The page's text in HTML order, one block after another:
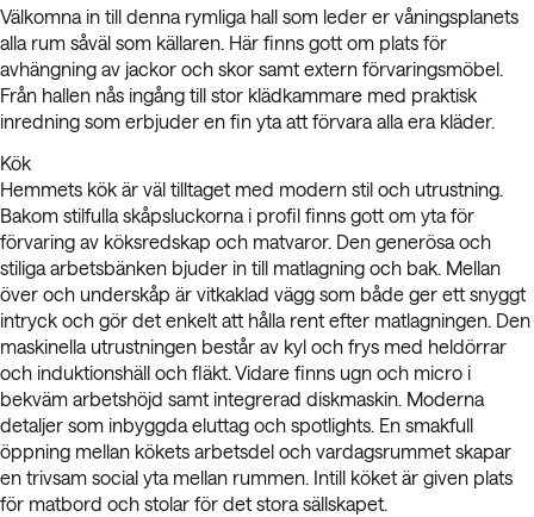
Välkomna in till denna rymliga hall som leder er våningsplanets
alla rum såväl som källaren. Här finns gott om plats för
avhängning av jackor och skor samt extern förvaringsmöbel.
Från hallen nås ingång till stor klädkammare med praktisk
inredning som erbjuder en fin yta att förvara alla era kläder.
Kök
Hemmets kök är väl tilltaget med modern stil och utrustning.
Bakom stilfulla skåpsluckorna i profil finns gott om yta för
förvaring av köksredskap och matvaror. Den generösa och
stiliga arbetsbänken bjuder in till matlagning och bak. Mellan
över och underskåp är vitkaklad vägg som både ger ett snyggt
intryck och gör det enkelt att hålla rent efter matlagningen. Den
maskinella utrustningen består av kyl och frys med heldörrar
och induktionshäll och fläkt. Vidare finns ugn och micro i
bekväm arbetshöjd samt integrerad diskmaskin. Moderna
detaljer som inbyggda eluttag och spotlights. En smakfull
öppning mellan kökets arbetsdel och vardagsrummet skapar
en trivsam social yta mellan rummen. Intill köket är given plats
för matbord och stolar för det stora sällskapet.